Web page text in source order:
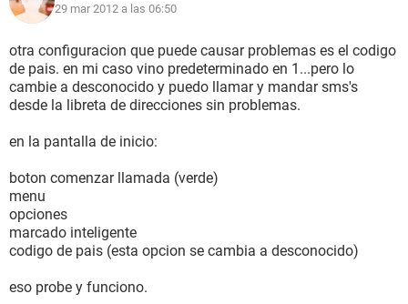
29 mar 2012 a las 06:50
otra configuracion que puede causar problemas es el codigo
de pais. en mi caso vino predeterminado en 1...pero lo
cambie a desconocido y puedo llamar y mandar sms's
desde la libreta de direcciones sin problemas.
en la pantalla de inicio:
boton comenzar llamada (verde)
menu
opciones
marcado inteligente
codigo de pais (esta opcion se cambia a desconocido)
eso probe y funciono.